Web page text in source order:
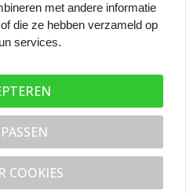
inklapbaar - set
€104,23
prijs per stuk
met andere informatie
die ze hebben verzameld op
services.
COOKIES